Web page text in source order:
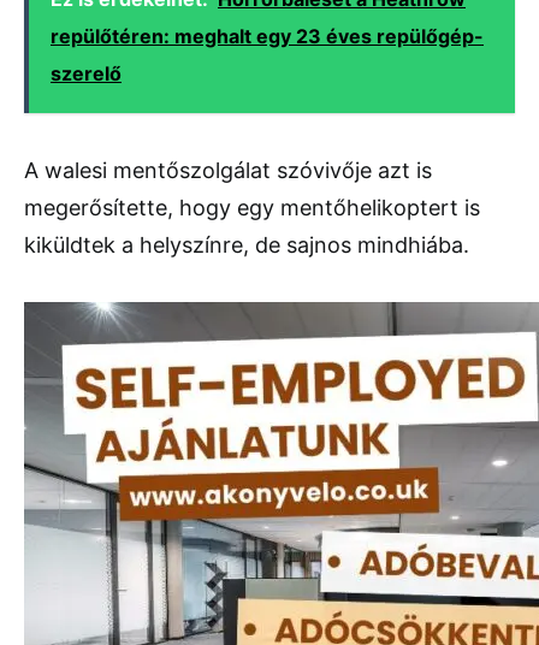
repülőtéren: meghalt egy 23 éves repülőgép-
szerelő
A walesi mentőszolgálat szóvivője azt is
megerősítette, hogy egy mentőhelikoptert is
kiküldtek a helyszínre, de sajnos mindhiába.